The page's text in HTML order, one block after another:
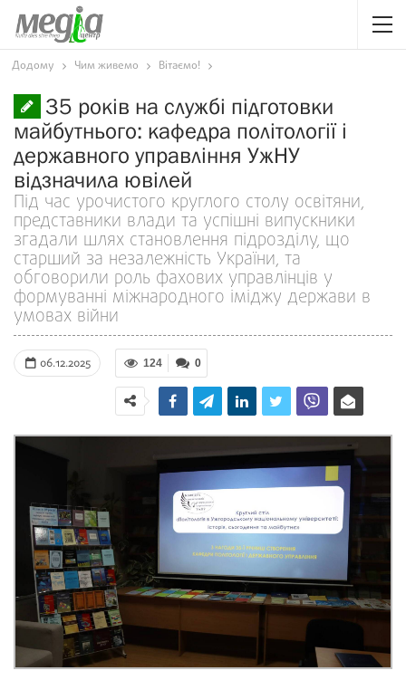
Додому Чим живемо Вітаємо!
35 років на службі підготовки
майбутнього: кафедра політології і
державного управління УжНУ
відзначила ювілей
Під час урочистого круглого столу освітяни,
представники влади та успішні випускники
згадали шлях становлення підрозділу, що
старший за незалежність України, та
обговорили роль фахових управлінців у
формуванні міжнародного іміджу держави в
умовах війни
06.12.2025 0
124